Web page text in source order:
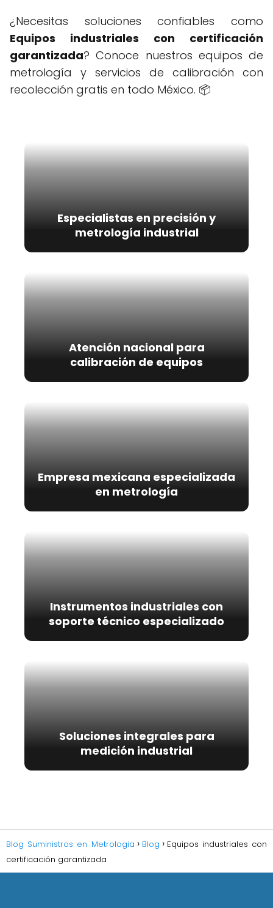
¿Necesitas soluciones confiables como
Equipos industriales con certificación
garantizada? Conoce nuestros equipos de
metrología y servicios de calibración con
recolección gratis en todo México. 📦
Especialistas en precisión y
metrología industrial
Atención nacional para
calibración de equipos
Empresa mexicana especializada
en metrología
Instrumentos industriales con
soporte técnico especializado
Soluciones integrales para
medición industrial
Blog Suministros en Metrologia Blog
Equipos industriales con
certificación garantizada